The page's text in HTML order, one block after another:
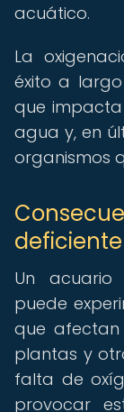
acuático.
La
éxito a
que
agua y, en
organismos
deficiente
Un acuario
puede
que
plantas y
falta de
provocar